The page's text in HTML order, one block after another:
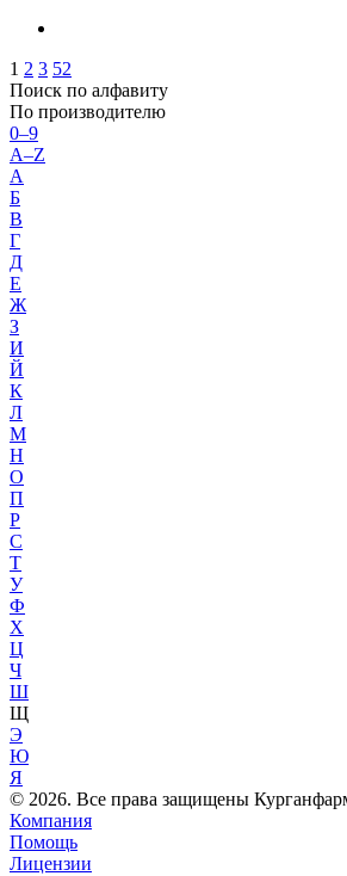
1 2 3 52
Поиск по алфавиту
По производителю
0–9
A–Z
А
Б
В
Г
Д
Е
Ж
З
И
Й
К
Л
М
Н
О
П
Р
С
Т
У
Ф
Х
Ц
Ч
Ш
Щ
Э
Ю
Я
© 2026. Все права защищены
Компания
Помощь
Лицензии